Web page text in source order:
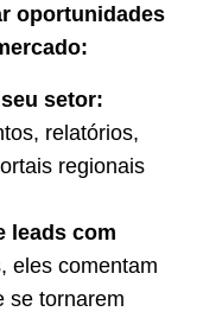
oportunidades
setor:
relatórios,
regionais
leads com
eles comentam
se tornarem